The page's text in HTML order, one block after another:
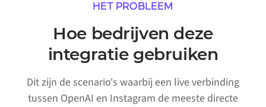
HET PROBLEEM
Hoe bedrijven deze
integratie gebruiken
Dit zijn de scenario's waarbij een live verbinding
tussen OpenAI en Instagram de meeste directe